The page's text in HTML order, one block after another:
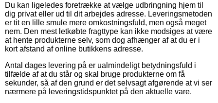
Du kan ligeledes foretrække at vælge udbringning hjem til
dig privat eller ud til dit arbejdes adresse. Leveringsmetoden
er tit en lille smule mere omkostningsfuld, men også meget
nem. Den mest letkøbte fragttype kan ikke modsiges at være
at hente produkterne selv, som dog afhænger af at du er i
kort afstand af online butikkens adresse.
Antal dages levering på er ualmindeligt betydningsfuld i
tilfælde af at du står og skal bruge produkterne om få
sekunder, så af den grund er det selvsagt afgørende at vi ser
nærmere på leveringstidspunktet på den aktuelle vare.